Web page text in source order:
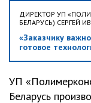
ДИРЕКТОР УП
БЕЛАРУСЬ) СЕРГЕЙ
«Заказчику
готовое
УП
Беларусь